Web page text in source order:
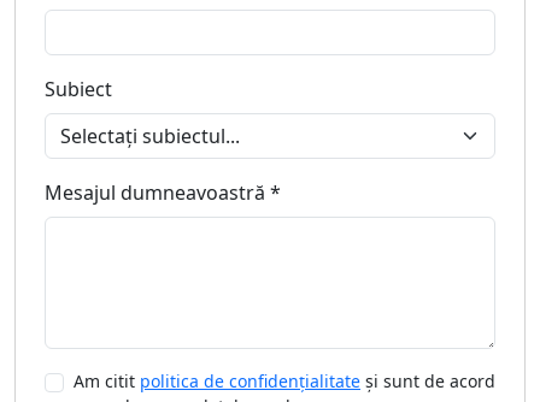
Subiect
Mesajul dumneavoastră *
Am citit politica de confidențialitate și sunt de acord